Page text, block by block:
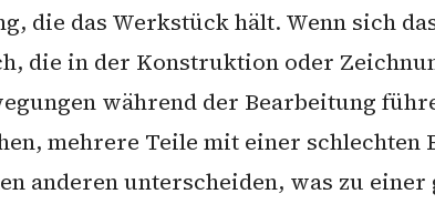
die das Werkstück hält. Wenn sich
die in der Konstruktion oder
während der Bearbeitung
mehrere Teile mit einer
anderen unterscheiden, was zu